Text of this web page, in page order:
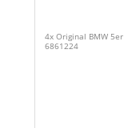
4x Original BMW
6861224